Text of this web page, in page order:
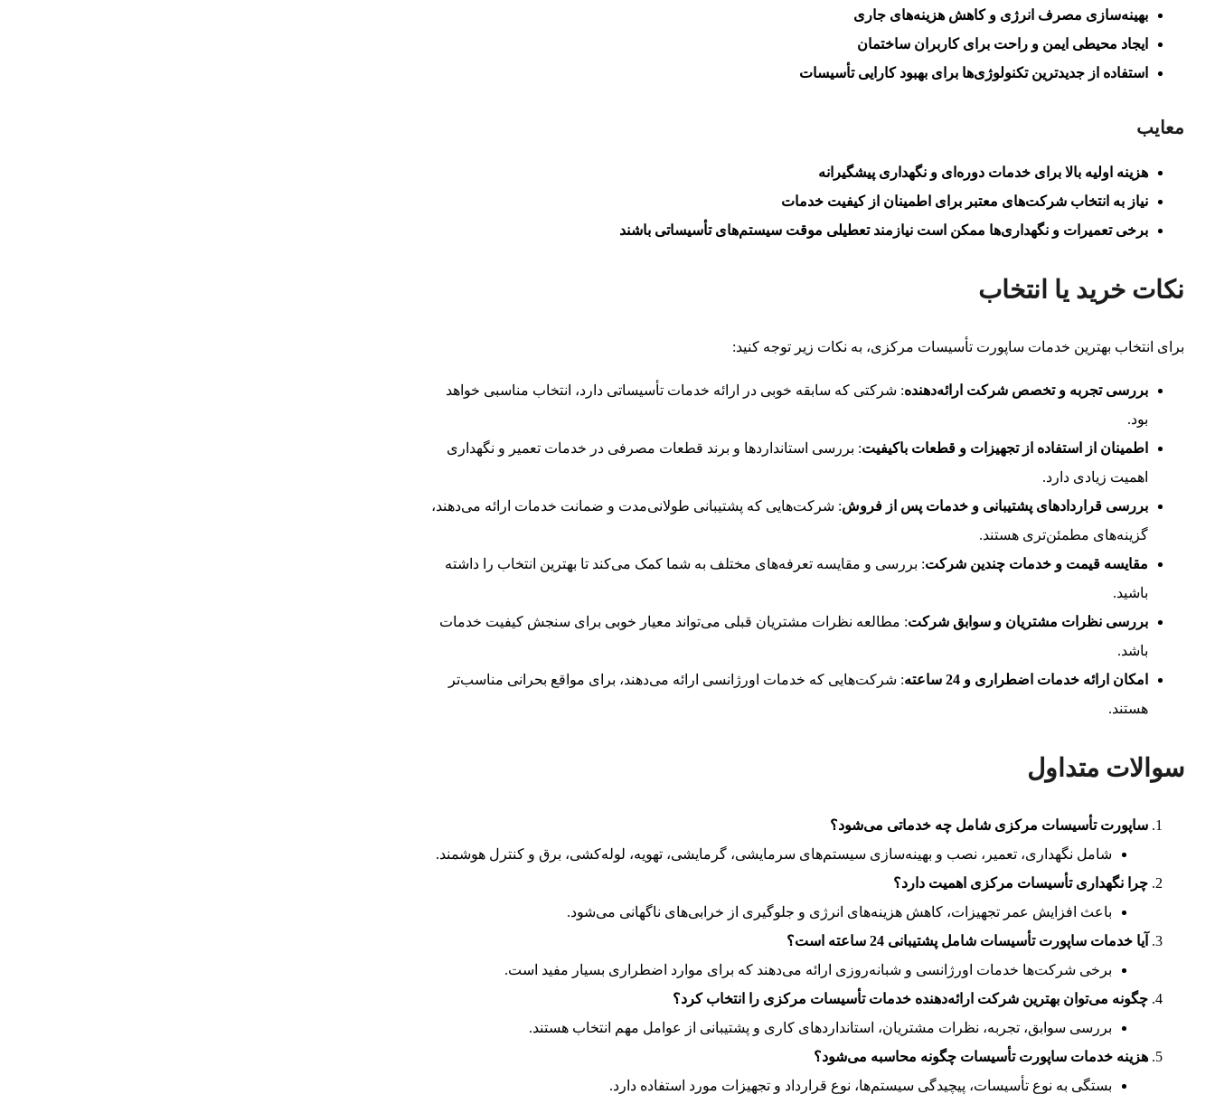
بهینه‌سازی مصرف انرژی و کاهش هزینه‌های جاری
ایجاد محیطی ایمن و راحت برای کاربران ساختمان
استفاده از جدیدترین تکنولوژی‌ها برای بهبود کارایی تأسیسات
معایب
هزینه اولیه بالا برای خدمات دوره‌ای و نگهداری پیشگیرانه
نیاز به انتخاب شرکت‌های معتبر برای اطمینان از کیفیت خدمات
برخی تعمیرات و نگهداری‌ها ممکن است نیازمند تعطیلی موقت سیستم‌های تأسیساتی باشند
نکات خرید یا انتخاب
برای انتخاب بهترین خدمات ساپورت تأسیسات مرکزی، به نکات زیر توجه کنید:
بررسی تجربه و تخصص شرکت ارائه‌دهنده: شرکتی که سابقه خوبی در ارائه خدمات تأسیساتی دارد، انتخاب مناسبی خواهد
بود.
اطمینان از استفاده از تجهیزات و قطعات باکیفیت: بررسی استانداردها و برند قطعات مصرفی در خدمات تعمیر و نگهداری
اهمیت زیادی دارد.
بررسی قراردادهای پشتیبانی و خدمات پس از فروش: شرکت‌هایی که پشتیبانی طولانی‌مدت و ضمانت خدمات ارائه می‌دهند،
گزینه‌های مطمئن‌تری هستند.
مقایسه قیمت و خدمات چندین شرکت: بررسی و مقایسه تعرفه‌های مختلف به شما کمک می‌کند تا بهترین انتخاب را داشته
باشید.
بررسی نظرات مشتریان و سوابق شرکت: مطالعه نظرات مشتریان قبلی می‌تواند معیار خوبی برای سنجش کیفیت خدمات
باشد.
امکان ارائه خدمات اضطراری و 24 ساعته
: شرکت‌هایی که خدمات اورژانسی ارائه می‌دهند، برای مواقع بحرانی مناسب‌تر
هستند.
سوالات متداول
ساپورت تأسیسات مرکزی شامل چه خدماتی می‌شود؟
شامل نگهداری، تعمیر، نصب و بهینه‌سازی سیستم‌های سرمایشی، گرمایشی، تهویه، لوله‌کشی، برق و کنترل هوشمند.
چرا نگهداری تأسیسات مرکزی اهمیت دارد؟
باعث افزایش عمر تجهیزات، کاهش هزینه‌های انرژی و جلوگیری از خرابی‌های ناگهانی می‌شود.
آیا خدمات ساپورت تأسیسات شامل پشتیبانی 24 ساعته است؟
برخی شرکت‌ها خدمات اورژانسی و شبانه‌روزی ارائه می‌دهند که برای موارد اضطراری بسیار مفید است.
چگونه می‌توان بهترین شرکت ارائه‌دهنده خدمات تأسیسات مرکزی را انتخاب کرد؟
بررسی سوابق، تجربه، نظرات مشتریان، استانداردهای کاری و پشتیبانی از عوامل مهم انتخاب هستند.
هزینه خدمات ساپورت تأسیسات چگونه محاسبه می‌شود؟
بستگی به نوع تأسیسات، پیچیدگی سیستم‌ها، نوع قرارداد و تجهیزات مورد استفاده دارد.